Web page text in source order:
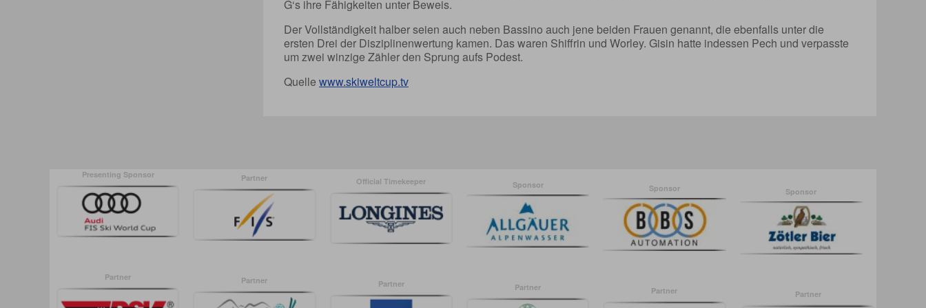
G‘s ihre Fähigkeiten unter Beweis.
Der Vollständigkeit halber seien auch neben Bassino auch jene beiden Frauen genannt, die ebenfalls unter die
ersten Drei der Disziplinenwertung kamen. Das waren Shiffrin und Worley. Gisin hatte indessen Pech und verpasste
um zwei winzige Zähler den Sprung aufs Podest.
Quelle www.skiweltcup.tv
Presenting Sponsor Partner Official Timekeeper Sponsor Sponsor Sponsor
Partner Partner Partner Partner Partner Partner